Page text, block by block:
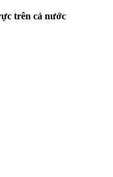
trên cả nước